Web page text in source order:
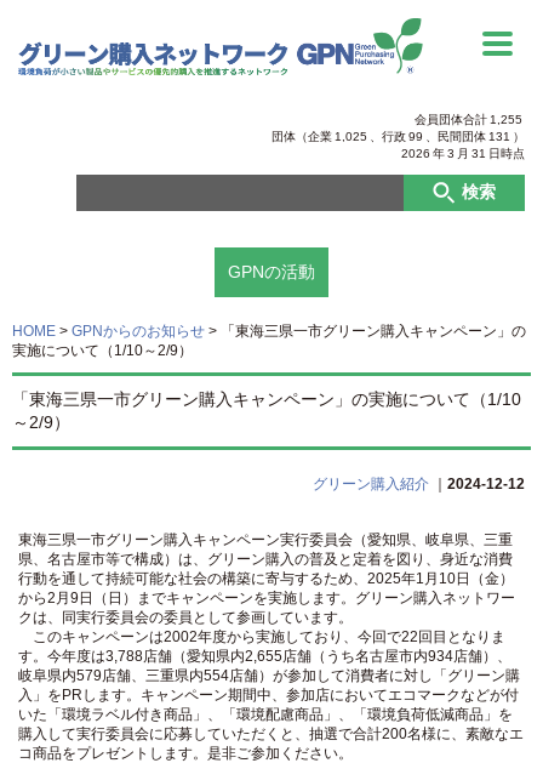
会員団体合計 1,255
団体（企業 1,025 、行政99 民間団体 131 ）
2026 年3 月 31 日時点
検索
GPNの活動
HOME > GPNからのお知らせ >
「東海三県一市グリーン購入キャンペーン」の
実施について（1/10～2/9）
「東海三県一市グリーン購入キャンペーン」の実施について（1/10
～2/9）
グリーン購入紹介 ｜ 2024-12-12
東海三県一市グリーン購入キャンペーン実行委員会（愛知県、岐阜県、三重
県、名古屋市等で構成）は、グリーン購入の普及と定着を図り、身近な消費
行動を通して持続可能な社会の構築に寄与するため、2025年1月10日（金）
から2月9日（日）までキャンペーンを実施します。グリーン購入ネットワー
クは、同実行委員会の委員として参画しています。
このキャンペーンは2002年度から実施しており、今回で22回目となりま
す。今年度は3,788店舗（愛知県内2,655店舗（うち名古屋市内934店舗）、
岐阜県内579店舗、三重県内554店舗）が参加して消費者に対し「グリーン購
入」をPRします。キャンペーン期間中、参加店においてエコマークなどが付
いた「環境ラベル付き商品」、「環境配慮商品」、「環境負荷低減商品」を
購入して実行委員会に応募していただくと、抽選で合計200名様に、素敵なエ
コ商品をプレゼントします。是非ご参加ください。